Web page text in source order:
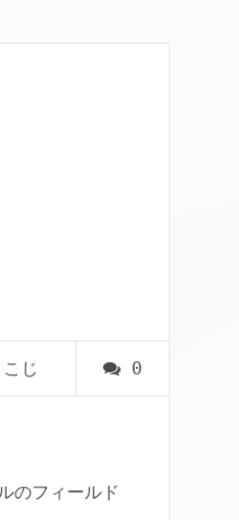
じ 0
のフィールド